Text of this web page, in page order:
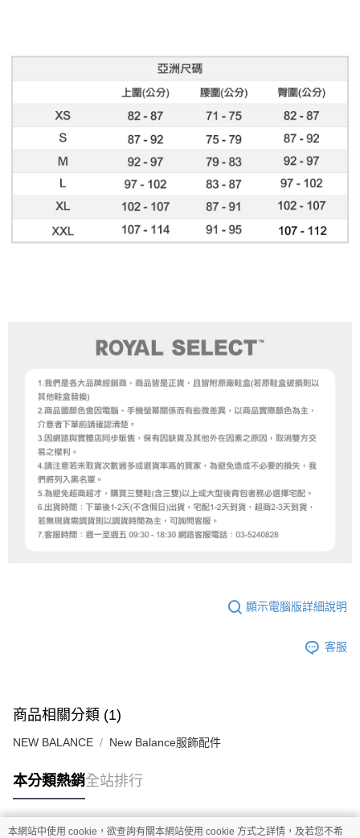
顯示電腦版詳細說明
客服
商品相關分類 (1)
NEW BALANCE New Balance服飾配件
本分類熱銷全站排行
本網站中使用 cookie，欲查詢有關本網站使用 cookie 方式之詳情，及若您不希